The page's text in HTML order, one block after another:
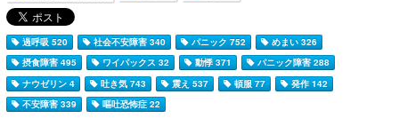
過呼吸 520 社会不安障害 340 パニック 752
めまい 326
摂食障害 495
ワイパックス 32 動悸 371
パニック障害 288
ナウゼリン 4
吐き気 743 震え 537 頓服 77
発作 142
不安障害 339
嘔吐恐怖症 22